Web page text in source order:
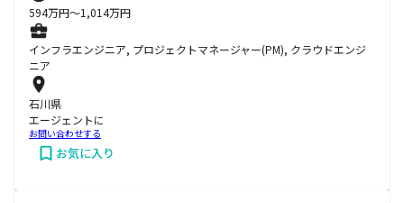
594万円〜1,014万円
インフラエンジニア, プロジェクトマネージャー(PM), クラウドエンジ
ニア
石川県
エージェントに
お問い合わせする
お気に入り